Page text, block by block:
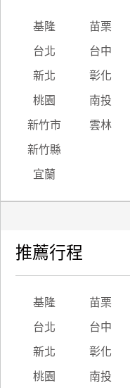
基隆 苗栗
台北 台中
新北 彰化
桃園 南投
新竹市 雲林
新竹縣
宜蘭
推薦行程
基隆 苗栗
台北 台中
新北 彰化
桃園 南投